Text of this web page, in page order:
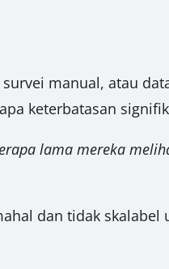
manual, atau
keterbatasan
lama mereka
dan tidak skalabel